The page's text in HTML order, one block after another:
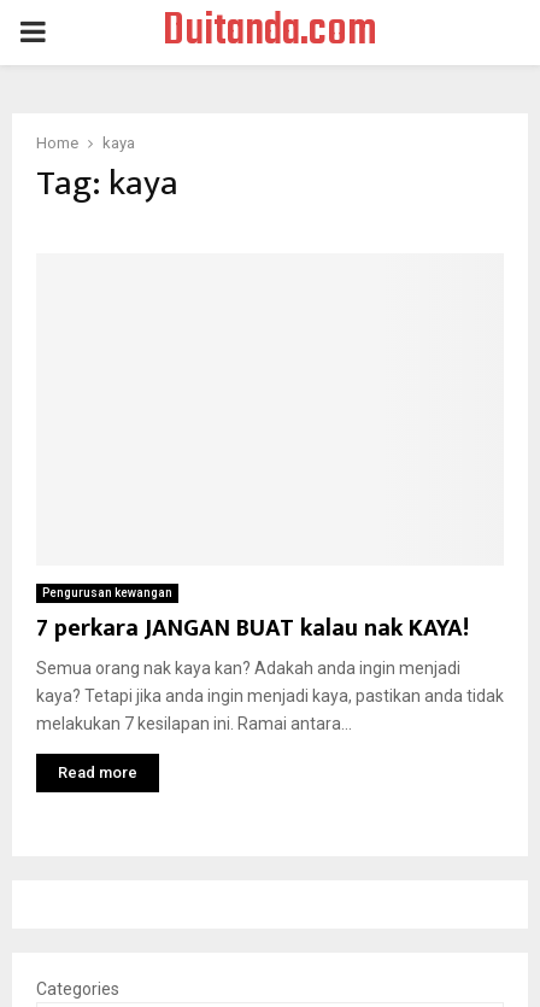
PRIMARY
Duitanda.com
Home kaya
Tag: kaya
Pengurusan kewangan
7 perkara JANGAN BUAT kalau nak KAYA!
Semua orang nak kaya kan? Adakah anda ingin menjadi
kaya? Tetapi jika anda ingin menjadi kaya, pastikan anda tidak
melakukan 7 kesilapan ini. Ramai antara...
Read more
Categories